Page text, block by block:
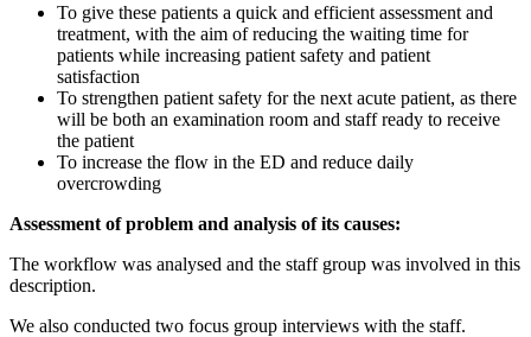
To give these patients a quick and efficient assessment and
treatment, with the aim of reducing the waiting time for
patients while increasing patient safety and patient
satisfaction
To strengthen patient safety for the next acute patient, as there
will be both an examination room and staff ready to receive
the patient
To increase the flow in the ED and reduce daily
overcrowding
Assessment of problem and analysis of its causes:
The workflow was analysed and the staff group was involved in this
description.
We also conducted two focus group interviews with the staff.